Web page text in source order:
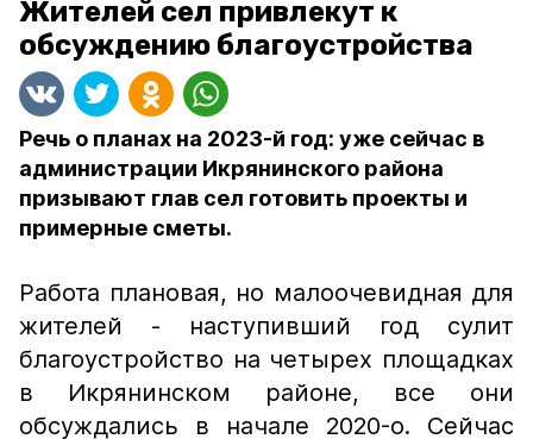
Жителей сел привлекут к
обсуждению благоустройства
Речь о планах на 2023-й год: уже сейчас в
администрации Икрянинского района
призывают глав сел готовить проекты и
примерные сметы.
Работа плановая, но малоочевидная для
жителей - наступивший год сулит
благоустройство на четырех площадках
в Икрянинском районе, все они
обсуждались в начале 2020-о. Сейчас